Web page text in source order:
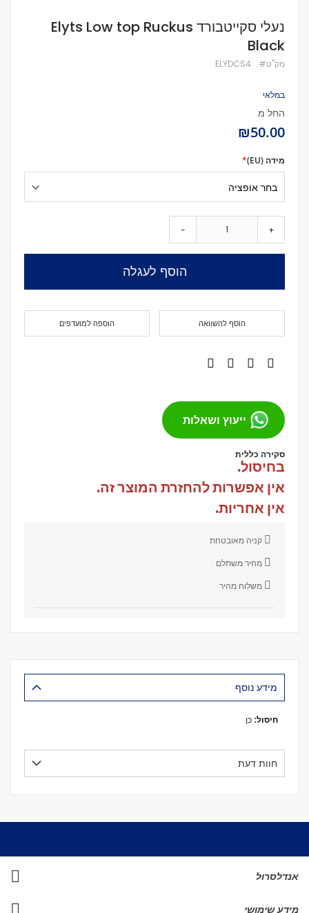
לדלג
להתחלה
של
תמונות
נעלי סקייטבורד Elyts Low top Ruckus
Black
מק''ט ELYDCS4
במלאי
החל מ
₪50.00
מידה (EU)
- +
הוסף לעגלה
הוספה למועדפים הוסף להשוואה
ייעוץ ושאלות
סקירה כללית
בחיסול.
אין אפשרות להחזרת המוצר זה.
אין אחריות.
קניה מאובטחת
מחיר משתלם
משלוח מהיר
מידע נוסף
מידע
כן
חוות דעת
אנדלסרול
מידע שימושי